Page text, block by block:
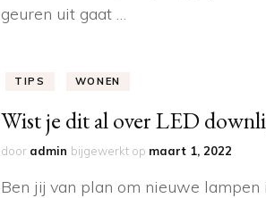
geuren uit gaat …
TIPS WONEN
Wist je dit al over LED
door admin bijgewerkt op maart 1, 2022
Ben jij van plan om nieuwe